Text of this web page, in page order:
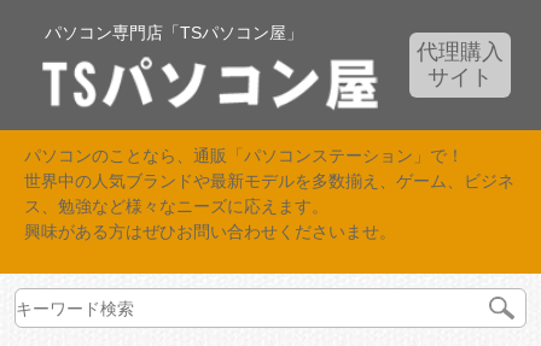
パソコン専門店「TSパソコン屋」
代理購入
サイト
パソコンのことなら、通販「パソコンステーション」で！
世界中の人気ブランドや最新モデルを多数揃え、ゲーム、ビジネ
ス、勉強など様々なニーズに応えます。
興味がある方はぜひお問い合わせくださいませ。